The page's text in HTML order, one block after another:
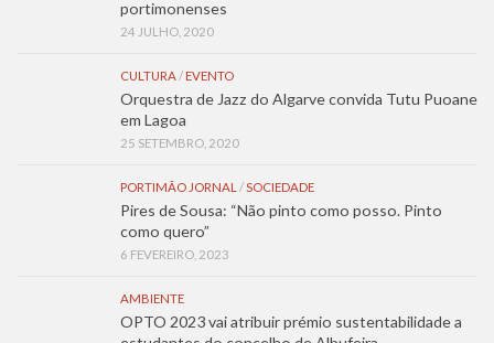
portimonenses
24 JULHO, 2020
CULTURA/ EVENTO
Orquestra de Jazz do Algarve convida Tutu Puoane
em Lagoa
25 SETEMBRO, 2020
PORTIMÃO JORNAL /SOCIEDADE
Pires de Sousa: “Não pinto como posso. Pinto
como quero”
6 FEVEREIRO, 2023
AMBIENTE
OPTO 2023 vai atribuir prémio sustentabilidade a